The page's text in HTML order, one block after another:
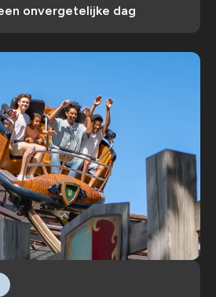
onvergetelijke dag